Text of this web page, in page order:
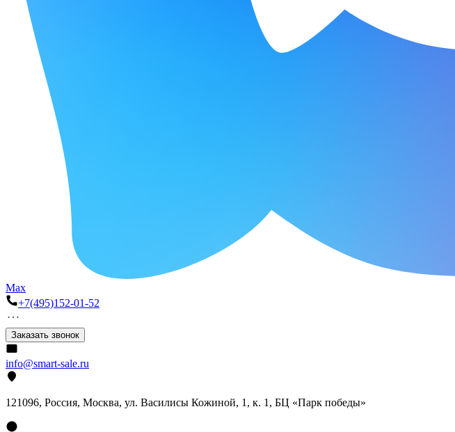
Max
+7(495)152-01-52
Заказать звонок
info@smart-sale.ru
121096, Россия, Москва, ул. Василисы Кожиной, 1, к. 1, БЦ «Парк победы»